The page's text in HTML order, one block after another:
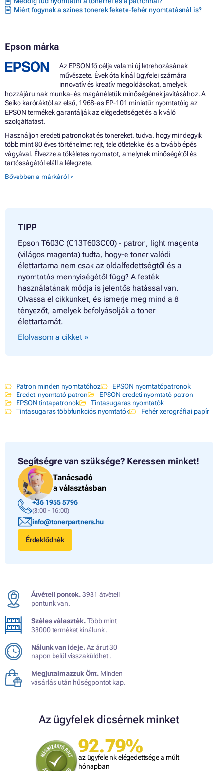
Miért fogynak a színes tonerek fekete-fehér nyomtatásnál is?
Epson márka
Az EPSON fő célja valami új létrehozásának
művészete. Évek óta kínál ügyfelei számára
innovatív és kreatív megoldásokat, amelyek
hozzájárulnak munka- és magánéletük minőségének javításához. A
Seiko karóráktól az első, 1968-as EP-101 miniatűr nyomtatóig az
EPSON termékek garantálják az elégedettséget és a kiváló
szolgáltatást.
Használjon eredeti patronokat és tonereket, tudva, hogy mindegyik
több mint 80 éves történelmet rejt, tele ötletekkel és a továbblépés
vágyával. Élvezze a tökéletes nyomatot, amelynek minőségétől és
tartósságától eláll a lélegzete.
Bővebben a márkáról »
TIPP
Epson T603C (C13T603C00) - patron, light magenta
(világos magenta) tudta, hogy-e toner valódi
élettartama nem csak az oldalfedettségtől és a
nyomtatás mennyiségétől függ? A festék
használatának módja is jelentős hatással van.
Olvassa el cikkünket, és ismerje meg mind a 8
tényezőt, amelyek befolyásolják a toner
élettartamát.
Elolvasom a cikket »
Patron minden nyomtatóhoz
EPSON nyomtatópatronok
Eredeti nyomtató patron
EPSON eredeti nyomtató patron
EPSON tintapatronok
Tintasugaras nyomtatók
Tintasugaras többfunkciós nyomtatók
Fehér xerográfiai papír
Segítségre van szüksége? Keressen minket!
Tanácsadó
a választásban
+36 1955 5796
(8:00 - 16:00)
info@tonerpartners.hu
Érdeklődnék
Átvételi pontok.3981 átvételi
pontunk van.
Széles választék.Több mint
38000 terméket kínálunk.
Nálunk van ideje.Az árut 30
napon belül visszaküldheti.
Megjutalmazzuk Önt. Minden
vásárlás után hűségpontot kap.
Az ügyfelek dicsérnek minket
92.79%
az ügyfeleink elégedettsége a múlt
hónapban